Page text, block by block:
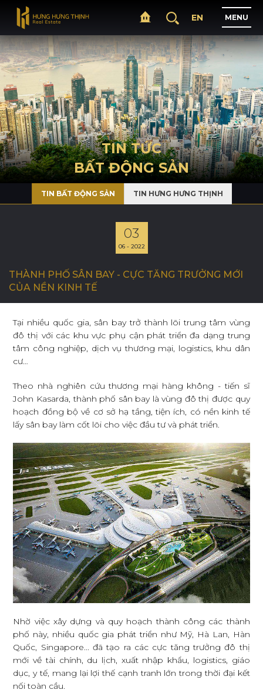
TRANG CHỦ
GIỚI THIỆU
D Ự Á N
C HOẠ
IN TỨ
CƠ HỘI NGHỀ NGHIỆP
LIÊN HỆ
EN MENU
TIN TỨC
BẤT ĐỘNG SẢN
TIN BẤT ĐỘNG SẢN TIN HƯNG HƯNG THỊNH
03
06 - 2022
THÀNH PHỐ SÂN BAY - CỰC TĂNG TRƯỞNG MỚI
CỦA NỀN KINH TẾ
Tại nhiều quốc gia, sân bay trở thành lõi trung tâm vùng
đô thị với các khu vực phụ cận phát triển đa dạng trung
tâm công nghiệp, dịch vụ thương mại, logistics, khu dân
cư…
Theo nhà nghiên cứu thương mại hàng không - tiến sĩ
John Kasarda, thành phố sân bay là vùng đô thị được quy
hoạch đồng bộ về cơ sở hạ tầng, tiện ích, có nền kinh tế
lấy sân bay làm cốt lõi cho việc đầu tư và phát triển.
Nhờ việc xây dựng và quy hoạch thành công các thành
phố này, nhiều quốc gia phát triển như Mỹ, Hà Lan, Hàn
Quốc, Singapore... đã tạo ra các cực tăng trưởng đô thị
mới về tài chính, du lịch, xuất nhập khẩu, logistics, giáo
dục, y tế, mang lại lợi thế cạnh tranh lớn trong thời đại kết
nối toàn cầu.